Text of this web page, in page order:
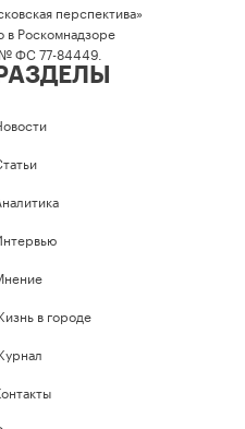
перспектива»
в Роскомнадзоре
ФС 77-84449.
РАЗДЕЛЫ
в городе